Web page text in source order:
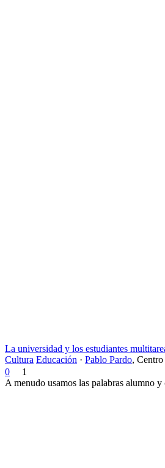
La universidad y los estudiantes
Cultura Educación · Pablo Pardo,
0
1
A menudo usamos las palabras alumno